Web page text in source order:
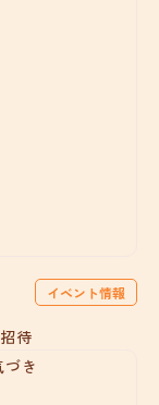
イベント情報
待